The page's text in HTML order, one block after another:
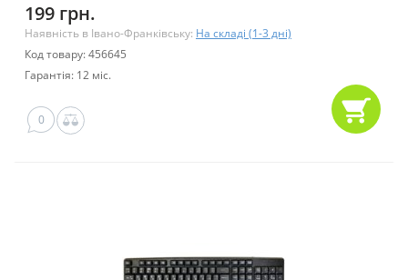
199 грн.
Наявність в Івано-Франківську: На складі (1-3 дні)
Код товару: 456645
Гарантія: 12 міс.
0